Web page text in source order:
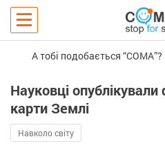
А тобі подобається “COMA”?
Науковці
карти Землі
Навколо світу